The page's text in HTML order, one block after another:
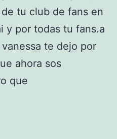
tu club de fans en
y por todas tu fans.a
te dejo por
ahora sos
que